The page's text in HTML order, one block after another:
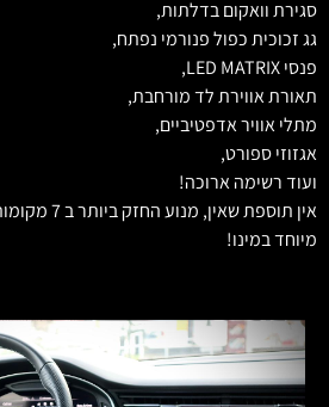
סגירת וואקום בדלתות,
גג זכוכית כפול פנורמי נפתח,
פנסי LED MATRIX,
תאורת אווירת לד מורחבת,
מתלי אוויר אדפטיביים,
אגזוזי ספורט,
ועוד רשימה ארוכה!
אין תוספת שאין, מנוע החזק ביותר ב 7 מקומות שקיים!
מיוחד במינו!